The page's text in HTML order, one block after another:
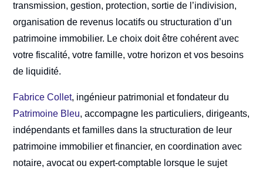
transmission, gestion, protection, sortie de l’indivision,
organisation de revenus locatifs ou structuration d’un
patrimoine immobilier. Le choix doit être cohérent avec
votre fiscalité, votre famille, votre horizon et vos besoins
de liquidité.
Fabrice Collet, ingénieur patrimonial et fondateur du
Patrimoine Bleu, accompagne les particuliers, dirigeants,
indépendants et familles dans la structuration de leur
patrimoine immobilier et financier, en coordination avec
notaire, avocat ou expert-comptable lorsque le sujet